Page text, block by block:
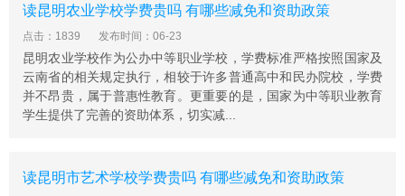
读昆明农业学校学费贵吗 有哪些减免和资助政策
点击：1839 发布时间：06-23
昆明农业学校作为公办中等职业学校，学费标准严格按照国家及
云南省的相关规定执行，相较于许多普通高中和民办院校，学费
并不昂贵，属于普惠性教育。更重要的是，国家为中等职业教育
学生提供了完善的资助体系，切实减...
读昆明市艺术学校学费贵吗 有哪些减免和资助政策